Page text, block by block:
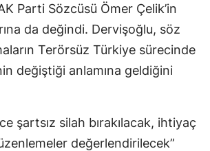
Parti Sözcüsü Ömer Çelik’in
da değindi. Dervişoğlu, söz
Terörsüz Türkiye sürecinde
değiştiği anlamına geldiğini
şartsız silah bırakılacak, ihtiyaç
değerlendirilecek”